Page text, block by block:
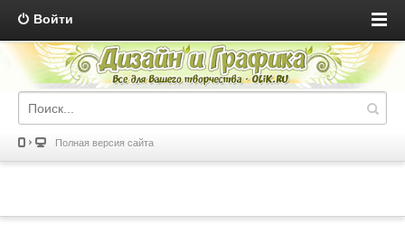
Войти
Полная версия сайта